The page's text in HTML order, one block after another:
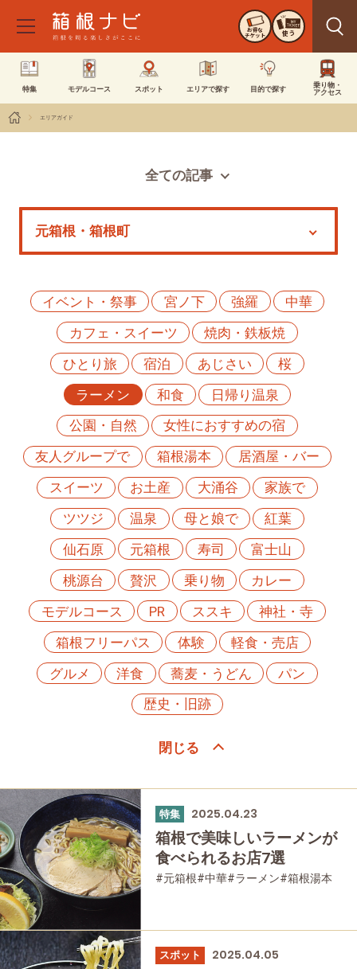
お得な
チケット 使う
特集 モデルコース スポット エリアで探す 目的で探す
乗り物・
アクセス
エリアガイド
全ての記事
特集
イベント・祭事
宮ノ下 強羅
中華
カフェ・スイーツ
焼肉・鉄板焼
ひとり旅
宿泊 あじさい
桜
ラーメン
和食
日帰り温泉
公園・自然
女性におすすめの宿
友人グループで
箱根湯本
居酒屋・バー
スイーツ
お土産 大涌谷
家族で
ツツジ
温泉 母と娘で
紅葉
仙石原
元箱根 寿司
富士山
桃源台
贅沢 乗り物
カレー
モデルコース
PR ススキ
神社・寺
箱根フリーパス
体験
軽食・売店
グルメ
洋食 蕎麦・うどん
パン
歴史・旧跡
特集 2025.04.23
箱根で美味しいラーメンが
食べられるお店7選
#元箱根#中華#ラーメン#箱根湯本
スポット 2025.04.05